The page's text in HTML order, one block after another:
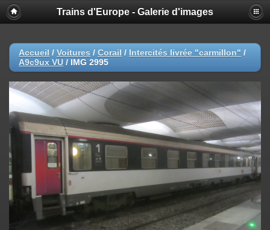
Trains d'Europe - Galerie d'images
Accueil / Voitures / Corail / Intercités livrée "carmillon" /
A9c9ux VU / IMG 2995